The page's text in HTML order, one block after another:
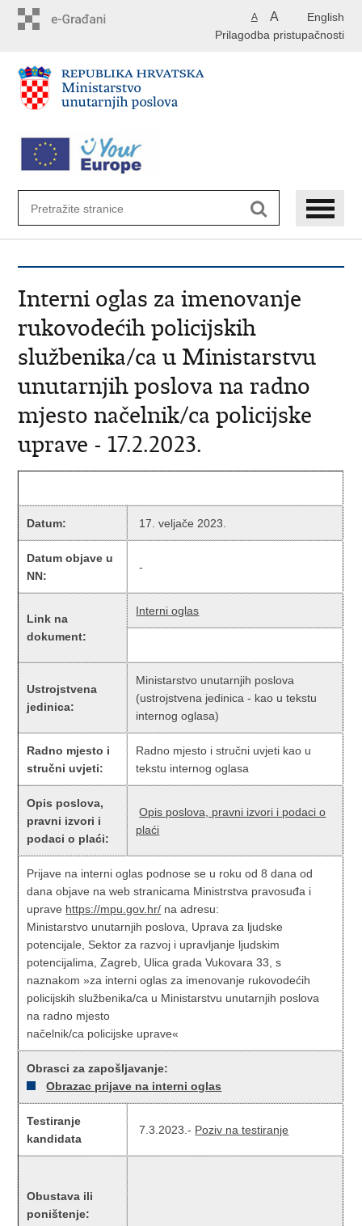
English
A A
Prilagodba pristupačnosti
Interni oglas za imenovanje
rukovodećih policijskih
službenika/ca u Ministarstvu
unutarnjih poslova na radno
mjesto načelnik/ca policijske
uprave - 17.2.2023.
Datum: 17. veljače 2023.
Datum objave u
NN:
-
Link na
dokument:
Interni oglas
Ustrojstvena
jedinica:
Ministarstvo unutarnjih poslova
(ustrojstvena jedinica - kao u tekstu
internog oglasa)
Radno mjesto i
stručni uvjeti:
Radno mjesto i stručni uvjeti kao u
tekstu internog oglasa
Opis poslova,
pravni izvori i
podaci o plaći:
Opis poslova, pravni izvori i podaci o
plaći
Prijave na interni oglas podnose se u roku od 8 dana od
dana objave na web stranicama Ministrstva pravosuđa i
uprave https://mpu.gov.hr/ na adresu:
Ministarstvo unutarnjih poslova, Uprava za ljudske
potencijale, Sektor za razvoj i upravljanje ljudskim
potencijalima, Zagreb, Ulica grada Vukovara 33, s
naznakom »za interni oglas za imenovanje rukovodećih
policijskih službenika/ca u Ministarstvu unutarnjih poslova
na radno mjesto
načelnik/ca policijske uprave«
Obrasci za zapošljavanje:
Obrazac prijave na interni oglas
Testiranje
kandidata
7.3.2023.- Poziv na testiranje
Obustava ili
poništenje: